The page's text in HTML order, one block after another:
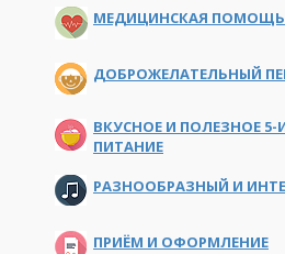
МЕДИЦИНСКАЯ ПОМОЩЬ
ДОБРОЖЕЛАТЕЛЬНЫЙ
ВКУСНОЕ И ПОЛЕЗНОЕ 5-
ПИТАНИЕ
РАЗНООБРАЗНЫЙ И
ПРИЁМ И ОФОРМЛЕНИЕ